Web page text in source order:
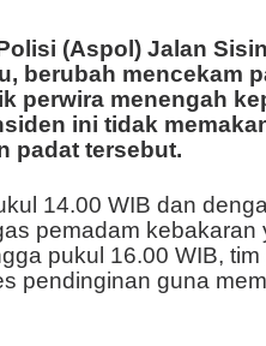
(Aspol) Jalan
berubah mencekam
perwira menengah
ini tidak
padat tersebut.
14.00 WIB dan
pemadam kebakaran
pukul 16.00 WIB,
pendinginan guna